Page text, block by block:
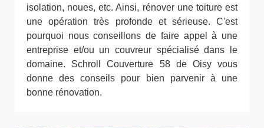
isolation, noues, etc. Ainsi, rénover une toiture est
une opération très profonde et sérieuse. C'est
pourquoi nous conseillons de faire appel à une
entreprise et/ou un couvreur spécialisé dans le
domaine. Schroll Couverture 58 de Oisy vous
donne des conseils pour bien parvenir à une
bonne rénovation.